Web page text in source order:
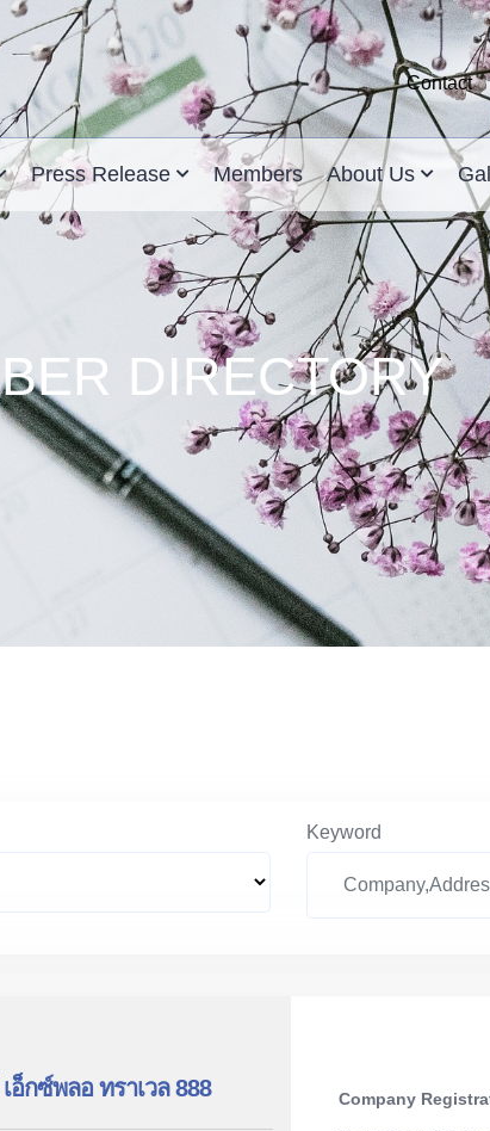
Contact
Press Release Members About Us
DIRECTORY
Keyword
อ็กซ์พลอ ทราเวล 888 Company